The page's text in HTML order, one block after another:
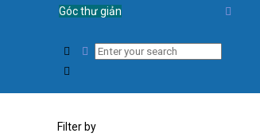
Góc thư giản
Filter by